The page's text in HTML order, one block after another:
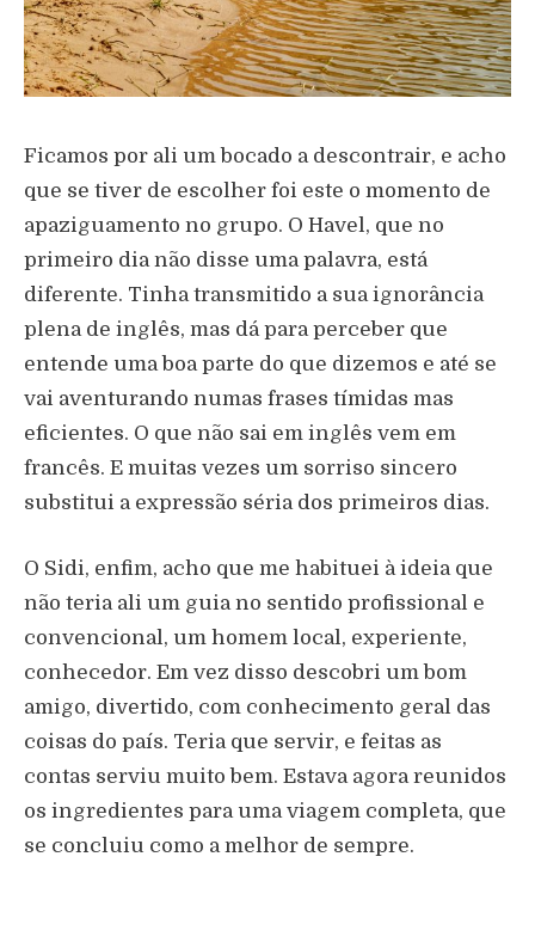
Ficamos por ali um bocado a descontrair, e acho
que se tiver de escolher foi este o momento de
apaziguamento no grupo. O Havel, que no
primeiro dia não disse uma palavra, está
diferente. Tinha transmitido a sua ignorância
plena de inglês, mas dá para perceber que
entende uma boa parte do que dizemos e até se
vai aventurando numas frases tímidas mas
eficientes. O que não sai em inglês vem em
francês. E muitas vezes um sorriso sincero
substitui a expressão séria dos primeiros dias.
O Sidi, enfim, acho que me habituei à ideia que
não teria ali um guia no sentido profissional e
convencional, um homem local, experiente,
conhecedor. Em vez disso descobri um bom
amigo, divertido, com conhecimento geral das
coisas do país. Teria que servir, e feitas as
contas serviu muito bem. Estava agora reunidos
os ingredientes para uma viagem completa, que
se concluiu como a melhor de sempre.